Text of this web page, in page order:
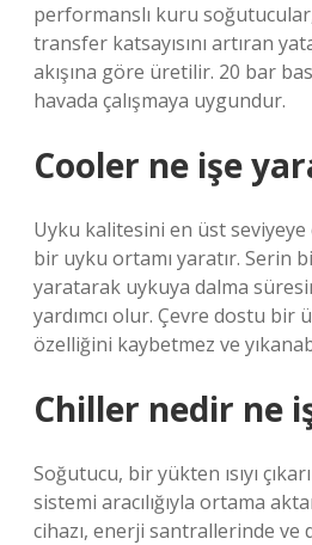
performanslı kuru
transfer katsayısını artıran
akışına göre üretilir. 20 bar
havada çalışmaya uygundur.
Cooler ne işe
Uyku kalitesini en üst
bir uyku ortamı yaratır. Serin
yaratarak uykuya dalma
yardımcı olur. Çevre dostu bir
özelliğini kaybetmez ve
Chiller nedir ne
Soğutucu, bir yükten ısıyı
sistemi aracılığıyla ortama
cihazı, enerji santrallerinde ve